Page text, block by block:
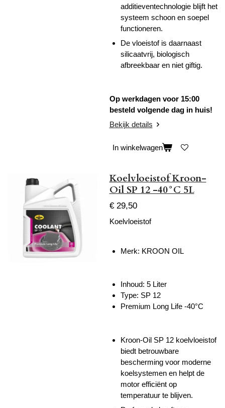
additieventechnologie blijft het
systeem schoon en soepel
functioneren.
De vloeistof is daarnaast
silicaatvrij, biologisch
afbreekbaar en niet giftig.
Op werkdagen voor 15:00
besteld volgende dag in huis!
Bekijk details
In winkelwagen
Koelvloeistof Kroon-
Oil SP 12 -40°C 5L
€ 29,50
Koelvloeistof
Merk: KROON OIL
Inhoud: 5 Liter
Type: SP 12
Premium Long Life -40°C
Kroon-Oil SP 12 koelvloeistof
biedt betrouwbare
bescherming voor moderne
koelsystemen en helpt de
motor efficiënt op
temperatuur te blijven.